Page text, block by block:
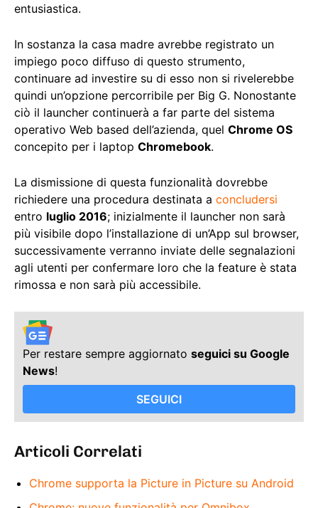
entusiastica.
In sostanza la casa madre avrebbe registrato un
impiego poco diffuso di questo strumento,
continuare ad investire su di esso non si rivelerebbe
quindi un’opzione percorribile per Big G. Nonostante
ciò il launcher continuerà a far parte del sistema
operativo Web based dell’azienda, quel Chrome OS
concepito per i laptop Chromebook.
La dismissione di questa funzionalità dovrebbe
richiedere una procedura destinata a concludersi
entro luglio 2016; inizialmente il launcher non sarà
più visibile dopo l’installazione di un’App sul browser,
successivamente verranno inviate delle segnalazioni
agli utenti per confermare loro che la feature è stata
rimossa e non sarà più accessibile.
Per restare sempre aggiornato seguici su Google
News!
SEGUICI
Articoli Correlati
Chrome supporta la Picture in Picture su Android